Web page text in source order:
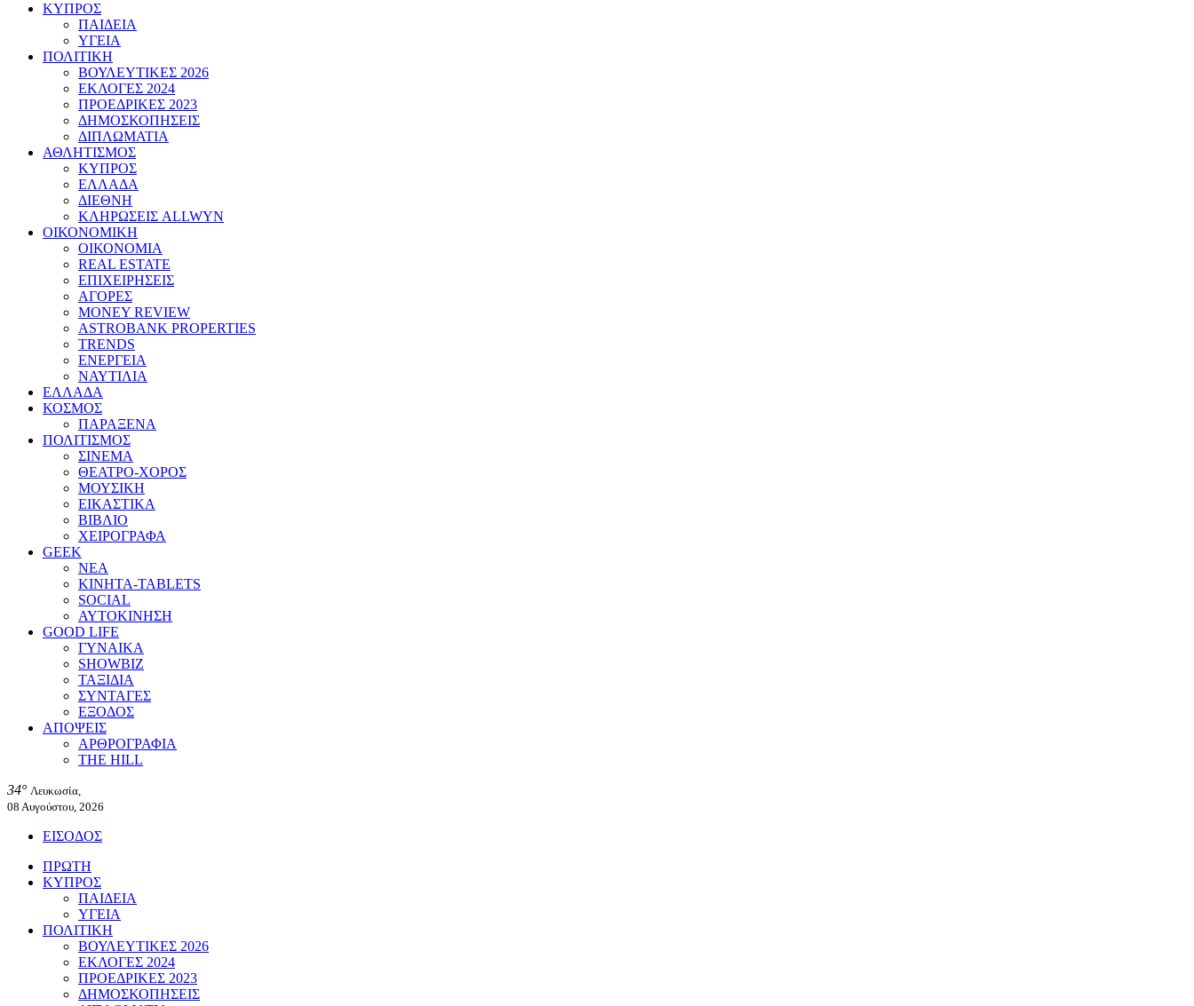
ΚΥΠΡΟΣ
ΠΑΙΔΕΙΑ
ΥΓΕΙΑ
ΠΟΛΙΤΙΚΗ
ΒΟΥΛΕΥΤΙΚΕΣ 2026
ΕΚΛΟΓΕΣ 2024
ΠΡΟΕΔΡΙΚΕΣ 2023
ΔΗΜΟΣΚΟΠΗΣΕΙΣ
ΔΙΠΛΩΜΑΤΙΑ
ΑΘΛΗΤΙΣΜΟΣ
ΚΥΠΡΟΣ
ΕΛΛΑΔΑ
ΔΙΕΘΝΗ
ΚΛΗΡΩΣΕΙΣ ALLWYN
ΟΙΚΟΝΟΜΙΚΗ
ΟΙΚΟΝΟΜΙΑ
REAL ESTATE
ΕΠΙΧΕΙΡΗΣΕΙΣ
ΑΓΟΡΕΣ
MONEY REVIEW
ASTROBANK PROPERTIES
TRENDS
ΕΝΕΡΓΕΙΑ
ΝΑΥΤΙΛΙΑ
ΕΛΛΑΔΑ
ΚΟΣΜΟΣ
ΠΑΡΑΞΕΝΑ
ΠΟΛΙΤΙΣΜΟΣ
ΣΙΝΕΜΑ
ΘΕΑΤΡΟ-ΧΟΡΟΣ
ΜΟΥΣΙΚΗ
ΕΙΚΑΣΤΙΚΑ
ΒΙΒΛΙΟ
ΧΕΙΡΟΓΡΑΦΑ
GEEK
ΝΕΑ
ΚΙΝΗΤΑ-TABLETS
SOCIAL
ΑΥΤΟΚΙΝΗΣΗ
GOOD LIFE
ΓΥΝΑΙΚΑ
SHOWBIZ
ΤΑΞΙΔΙΑ
ΣΥΝΤΑΓΕΣ
ΕΞΟΔΟΣ
ΑΠΟΨΕΙΣ
ΑΡΘΡΟΓΡΑΦΙΑ
THE HILL
34° Λευκωσία,
08 Αυγούστου, 2026
ΕΙΣΟΔΟΣ
ΠΡΩΤΗ
ΚΥΠΡΟΣ
ΠΑΙΔΕΙΑ
ΥΓΕΙΑ
ΠΟΛΙΤΙΚΗ
ΒΟΥΛΕΥΤΙΚΕΣ 2026
ΕΚΛΟΓΕΣ 2024
ΠΡΟΕΔΡΙΚΕΣ 2023
ΔΗΜΟΣΚΟΠΗΣΕΙΣ